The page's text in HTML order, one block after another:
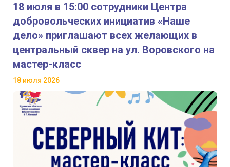
18 июля в 15:00 сотрудники Центра
добровольческих инициатив «Наше
дело» приглашают всех желающих в
центральный сквер на ул. Воровского на
мастер-класс
18 июля 2026